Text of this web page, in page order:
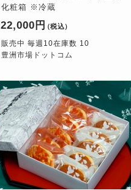
化粧箱 ※冷蔵
22,000円 （税込）
販売中 毎週10在庫数 10
豊洲市場ドットコム